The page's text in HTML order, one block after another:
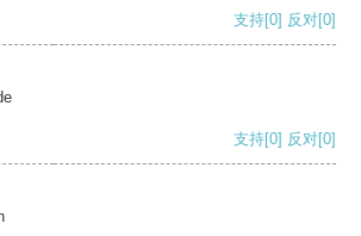
支持[0] 反对[0]
支持[0] 反对[0]